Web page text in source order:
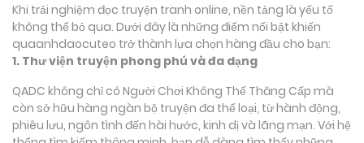
Khi trải nghiệm đọc truyện tranh online, nền tảng là yếu tố
không thể bỏ qua. Dưới đây là những điểm nổi bật khiến
quaanhdaocuteo trở thành lựa chọn hàng đầu cho bạn:
1. Thư viện truyện phong phú và đa dạng
QADC không chỉ có Người Chơi Không Thể Thăng Cấp mà
còn sở hữu hàng ngàn bộ truyện đa thể loại, từ hành động,
phiêu lưu, ngôn tình đến hài hước, kinh dị và lãng mạn. Với hệ